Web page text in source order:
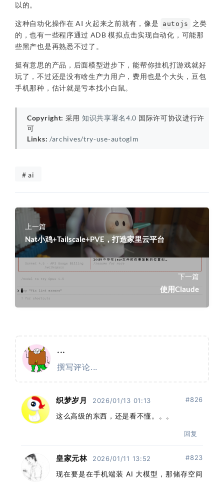
以的。
这种自动化操作在 AI 火起来之前就有，像是 autojs
之类
的，也有一些程序通过 ADB 模拟点击实现自动化，可能那
些黑产也是再熟悉不过了。
挺有意思的产品，后面模型进步下，能帮你挂机打游戏就好
玩了，不过还是没有啥生产力用户，费用也是个大头，豆包
手机那种，估计就是亏本找小白鼠。
Copyright: 采用 知识共享署名4.0 国际许可协议进行许
可
Links: /archives/try-use-autoglm
# ai
上一篇
Nat小鸡+Tailscale+PVE，打造家里云平台
下一篇
使用Claude